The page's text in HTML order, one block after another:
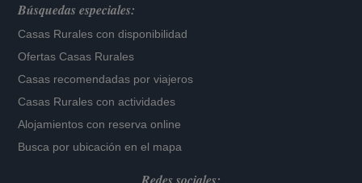
Búsquedas especiales:
Casas Rurales con disponibilidad
Ofertas Casas Rurales
Casas recomendadas por viajeros
Casas Rurales con actividades
Alojamientos con reserva online
Busca por ubicación en el mapa